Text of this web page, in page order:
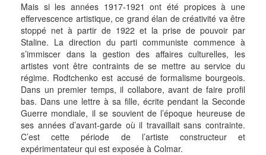
Mais si les années 1917-1921 ont été propices à une
effervescence artistique, ce grand élan de créativité va être
stoppé net à partir de 1922 et la prise de pouvoir par
Staline. La direction du parti communiste commence à
s’immiscer dans la gestion des affaires culturelles, les
artistes vont être contraints de se mettre au service du
régime. Rodtchenko est accusé de formalisme bourgeois.
Dans un premier temps, il collabore, avant de faire profil
bas. Dans une lettre à sa fille, écrite pendant la Seconde
Guerre mondiale, il se souvient de l’époque heureuse de
ses années d’avant-garde où il travaillait sans contrainte.
C’est cette période de l’artiste constructeur et
expérimentateur qui est exposée à Colmar.